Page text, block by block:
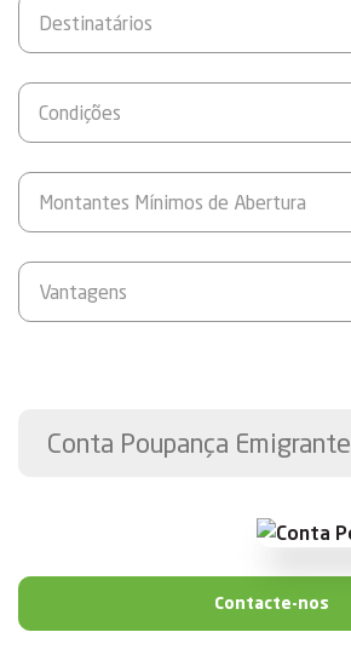
Destinatários
Condições
Montantes Mínimos de Abertura
Vantagens
Conta Poupança Emigrante
Contacte-nos